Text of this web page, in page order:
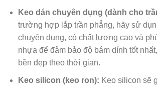
Keo dán chuyên dụng (dành cho
trường hợp lắp trần phẳng, hãy sử
chuyên dụng, có chất lượng cao và
nhựa để đảm bảo độ bám dính tốt
bền đẹp theo thời gian.
Keo silicon (keo ron): Keo silicon sẽ